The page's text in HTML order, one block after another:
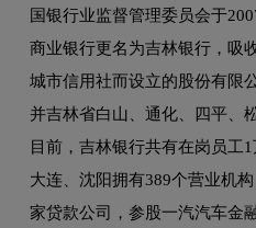
国银行业监督管理委员会于
商业银行更名为吉林银行，吸
城市信用社而设立的股份有限
并吉林省白山、通化、四平、
目前，吉林银行共有在岗员工
大连、沈阳拥有389个营业机
家贷款公司，参股一汽汽车金